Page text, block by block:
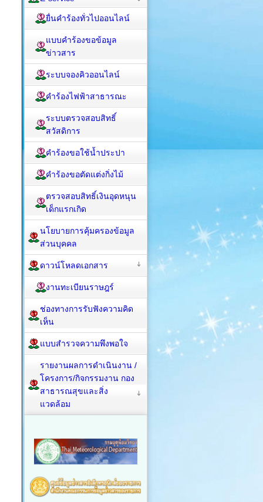
ยื่นคำร้องทั่วไปออนไลน์
แบบคำร้องขอข้อมูล
ข่าวสาร
ระบบจองคิวออนไลน์
คำร้องไฟฟ้าสาธารณะ
ระบบตรวจสอบสิทธิ์
สวัสดิการ
คำร้องขอใช้น้ำประปา
คำร้องขอตัดแต่งกิ่งไม้
ตรวจสอบสิทธิ์เงินอุดหนุน
เด็กแรกเกิด
นโยบายการคุ้มครองข้อมูล
ส่วนบุคคล
ดาวน์โหลดเอกสาร
งานทะเบียนราษฎร์
ช่องทางการรับฟังความคิด
เห็น
แบบสำรวจความพึงพอใจ
รายงานผลการดำเนินงาน /
โครงการ/กิจกรรมงาน กอง
สาธารณสุขและสิ่ง
แวดล้อม